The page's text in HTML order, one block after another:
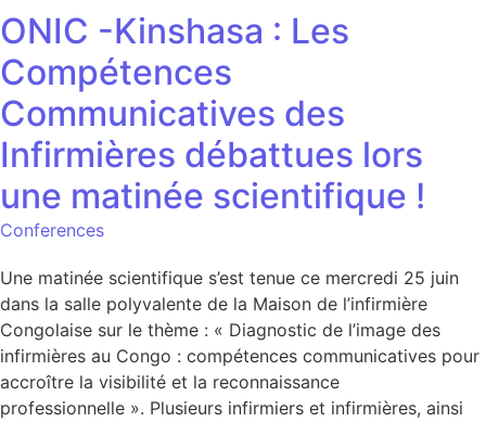
ONIC -Kinshasa : Les
Compétences
Communicatives des
Infirmières débattues lors
une matinée scientifique !
Conferences
Une matinée scientifique s’est tenue ce mercredi 25 juin
dans la salle polyvalente de la Maison de l’infirmière
Congolaise sur le thème : « Diagnostic de l’image des
infirmières au Congo : compétences communicatives pour
accroître la visibilité et la reconnaissance
professionnelle ». Plusieurs infirmiers et infirmières, ainsi